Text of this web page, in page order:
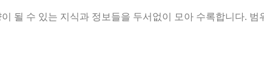
될 수 있는 지식과 정보들을 두서없이 모아 수록합니다. 범